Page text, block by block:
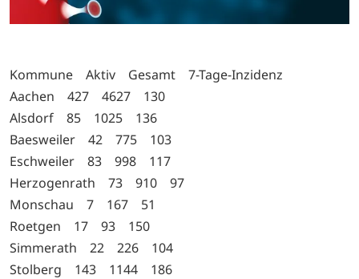
Kommune Aktiv Gesamt 7-Tage-Inzidenz
Aachen 427 4627 130
Alsdorf 85 1025 136
Baesweiler 42 775 103
Eschweiler 83 998 117
Herzogenrath 73 910 97
Monschau 7 167 51
Roetgen 17 93 150
Simmerath 22 226 104
Stolberg 143 1144 186